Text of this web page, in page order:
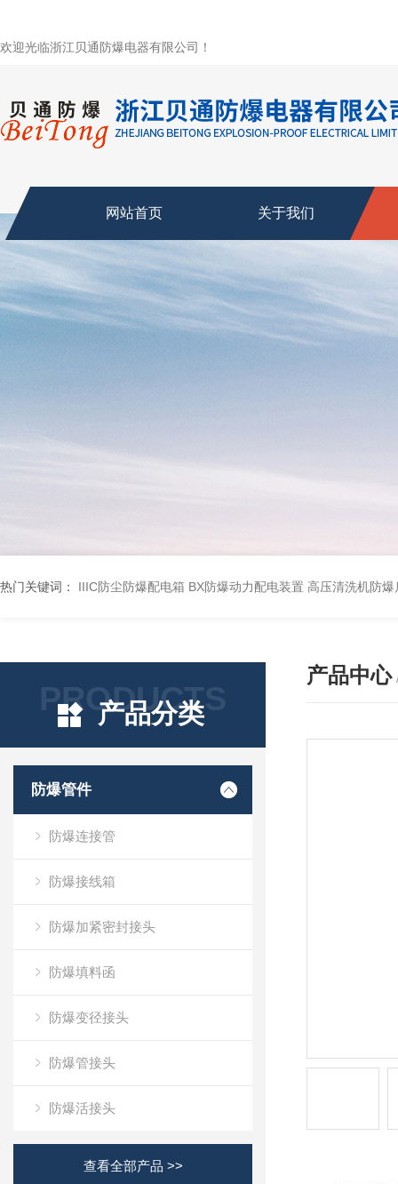
欢迎光临浙江贝通防爆电器有限公司！
网站首页 关于我们
热门关键词： IIIC防尘防爆配电箱 BX防爆动力配电装置 高压清洗机防爆
PRODUCTS
产品分类
防爆管件
防爆连接管
防爆接线箱
防爆加紧密封接头
防爆填料函
防爆变径接头
防爆管接头
防爆活接头
查看全部产品 >>
产品中心